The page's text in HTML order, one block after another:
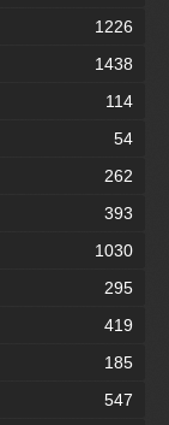
1226
1438
114
54
262
393
1030
295
419
185
547